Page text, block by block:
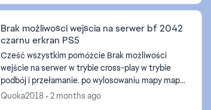
Brak możliwości wejścia na serwer bf 2042
czarnu erkran PS5
Cześć wszystkim pomóżcie Brak możliwości
wejście na serwer w trybie cross-play w trybie
podbój i przełamanie. po wylosowaniu mapy mapa
nie ładuję się. pojawia się czarny ekran i wyrzuca
Quoka2018 2 months ago